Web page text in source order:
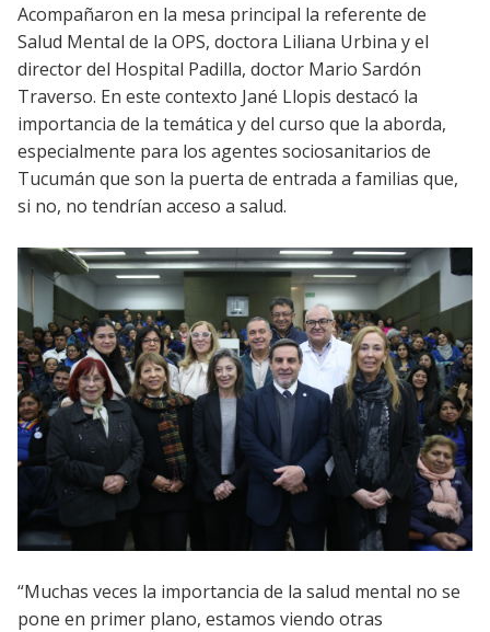
Acompañaron en la mesa principal la referente de
Salud Mental de la OPS, doctora Liliana Urbina y el
director del Hospital Padilla, doctor Mario Sardón
Traverso. En este contexto Jané Llopis destacó la
importancia de la temática y del curso que la aborda,
especialmente para los agentes sociosanitarios de
Tucumán que son la puerta de entrada a familias que,
si no, no tendrían acceso a salud.
“Muchas veces la importancia de la salud mental no se
pone en primer plano, estamos viendo otras